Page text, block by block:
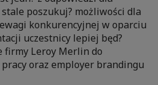
poszukuj? możliwości dla
konkurencyjnej w oparciu
uczestnicy lepiej będ?
firmy Leroy Merlin do
oraz employer brandingu